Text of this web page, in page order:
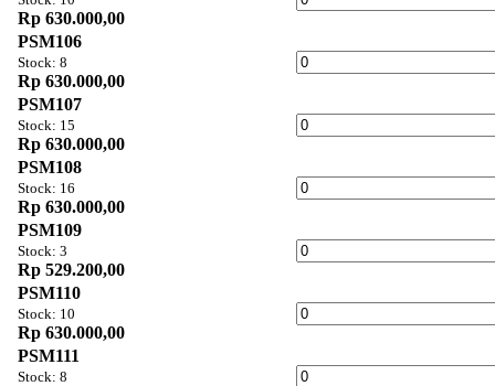
Rp 630.000,00
PSM106
Stock: 8
Rp 630.000,00
PSM107
Stock: 15
Rp 630.000,00
PSM108
Stock: 16
Rp 630.000,00
PSM109
Stock: 3
Rp 529.200,00
PSM110
Stock: 10
Rp 630.000,00
PSM111
Stock: 8